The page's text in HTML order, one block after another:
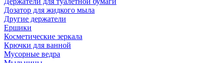
Дозатор для жидкого мыла
Другие держатели
Ершики
Косметические зеркала
Крючки для ванной
Мусорные ведра